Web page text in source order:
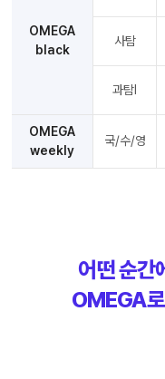
OMEGA
black
사탐
과탐Ⅰ
OMEGA
weekly
국/수/영
어떤 순간
OMEGA로